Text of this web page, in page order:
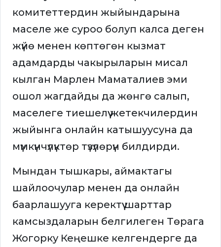
комитеттердин жыйындарына
маселе же суроо болуп калса деген
жүйө менен көптөгөн кызмат
адамдарды чакырыларын мисал
кылган Марлен Маматалиев эми
ошол жагдайды да жөнгө салып,
маселеге тиешелүү жетекчилердин
жыйынга онлайн катышуусуна да
мүмкүнчүлүктөр түзүлөрүн билдирди.
Мындан тышкары, аймактагы
шайлоочулар менен да онлайн
баарлашууга керектүү шарттар
камсыздаларын белгилеген Төрага
Жогорку Кеңешке келгендерге да